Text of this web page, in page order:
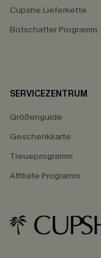
Cupshe Lieferkette
Botschafter Programm
SERVICEZENTRUM
Größenguide
Geschenkkarte
Treueprogramm
Affiliate Programm